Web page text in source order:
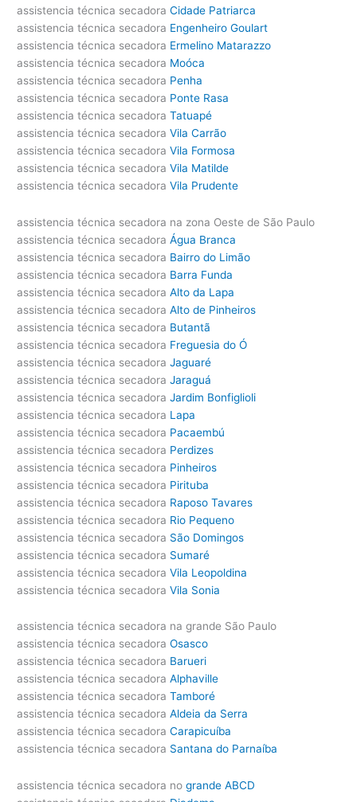
assistencia técnica secadora Cidade Patriarca
assistencia técnica secadora Engenheiro Goulart
assistencia técnica secadora Ermelino Matarazzo
assistencia técnica secadora Moóca
assistencia técnica secadora Penha
assistencia técnica secadora Ponte Rasa
assistencia técnica secadora Tatuapé
assistencia técnica secadora Vila Carrão
assistencia técnica secadora Vila Formosa
assistencia técnica secadora Vila Matilde
assistencia técnica secadora Vila Prudente
assistencia técnica secadora na zona Oeste de São Paulo
assistencia técnica secadora Água Branca
assistencia técnica secadora Bairro do Limão
assistencia técnica secadora Barra Funda
assistencia técnica secadora Alto da Lapa
assistencia técnica secadora Alto de Pinheiros
assistencia técnica secadora Butantã
assistencia técnica secadora Freguesia do Ó
assistencia técnica secadora Jaguaré
assistencia técnica secadora Jaraguá
assistencia técnica secadora Jardim Bonfiglioli
assistencia técnica secadora Lapa
assistencia técnica secadora Pacaembú
assistencia técnica secadora Perdizes
assistencia técnica secadora Pinheiros
assistencia técnica secadora Pirituba
assistencia técnica secadora Raposo Tavares
assistencia técnica secadora Rio Pequeno
assistencia técnica secadora São Domingos
assistencia técnica secadora Sumaré
assistencia técnica secadora Vila Leopoldina
assistencia técnica secadora Vila Sonia
assistencia técnica secadora na grande São Paulo
assistencia técnica secadora Osasco
assistencia técnica secadora Barueri
assistencia técnica secadora Alphaville
assistencia técnica secadora Tamboré
assistencia técnica secadora Aldeia da Serra
assistencia técnica secadora Carapicuíba
assistencia técnica secadora Santana do Parnaíba
assistencia técnica secadora nogrande ABCD